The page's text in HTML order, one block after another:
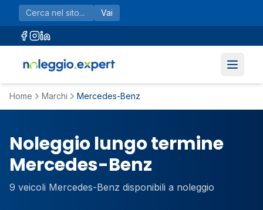
Vai al contenuto principale
Vai
Home Marchi Mercedes-Benz
Noleggio lungo termine
Mercedes-Benz
9 veicoli Mercedes-Benz disponibili a noleggio